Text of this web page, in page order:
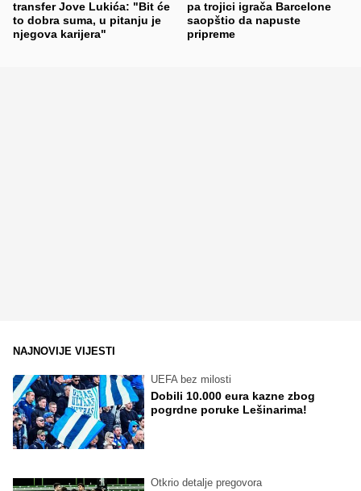
transfer Jove Lukića: "Bit će
to dobra suma, u pitanju je
njegova karijera"
pa trojici igrača Barcelone
saopštio da napuste
pripreme
NAJNOVIJE VIJESTI
UEFA bez milosti
Dobili 10.000 eura kazne zbog
pogrdne poruke Lešinarima!
Otkrio detalje pregovora